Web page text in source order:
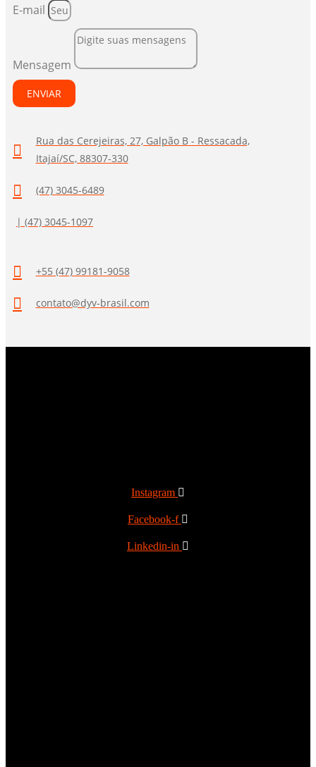
E-mail
Mensagem
ENVIAR
Rua das Cerejeiras, 27, Galpão B - Ressacada,
Itajaí/SC, 88307-330
(47) 3045-6489
| (47) 3045-1097
+55 (47) 99181-9058
contato@dyv-brasil.com
Instagram
Facebook-f
Linkedin-in